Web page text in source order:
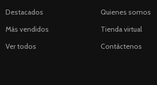
Destacados
Más vendidos
Ver todos
Quienes somos
Tienda virtual
Contáctenos